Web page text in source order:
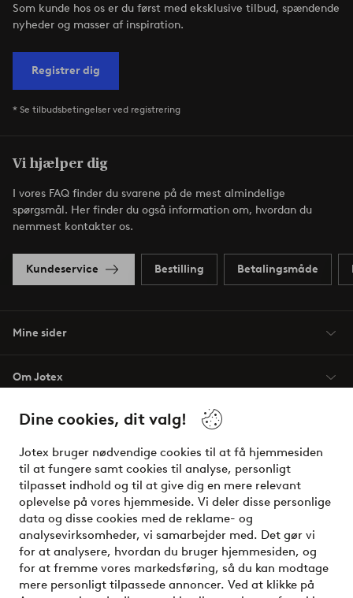
Dine cookies, dit valg!
Jotex bruger nødvendige cookies til at få hjemmesiden
til at fungere samt cookies til analyse, personligt
tilpasset indhold og til at give dig en mere relevant
oplevelse på vores hjemmeside. Vi deler disse personlige
data og disse cookies med de reklame- og
analysevirksomheder, vi samarbejder med. Det gør vi
for at analysere, hvordan du bruger hjemmesiden, og
for at fremme vores markedsføring, så du kan modtage
mere personligt tilpassede annoncer. Ved at klikke på
Som kunde hos os er du først med eksklusive tilbud, spændende
nyheder og masser af inspiration.
Registrer dig
* Se tilbudsbetingelser ved registrering
Vi hjælper dig
I vores FAQ finder du svarene på de mest almindelige
spørgsmål. Her finder du også information om, hvordan du
nemmest kontakter os.
Kundeservice Bestilling Betalingsmåde
Mine sider
Om Jotex
Vilkår
Venner
Sikre betalinger - betal nu eller del op
Vil du vide mere om vores betalingsmuligheder?
elpy